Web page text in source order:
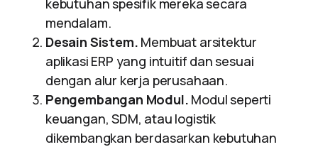
kebutuhan spesifik mereka secara
mendalam.
Desain Sistem. Membuat arsitektur
aplikasi ERP yang intuitif dan sesuai
dengan alur kerja perusahaan.
Pengembangan Modul. Modul seperti
keuangan, SDM, atau logistik
dikembangkan berdasarkan kebutuhan